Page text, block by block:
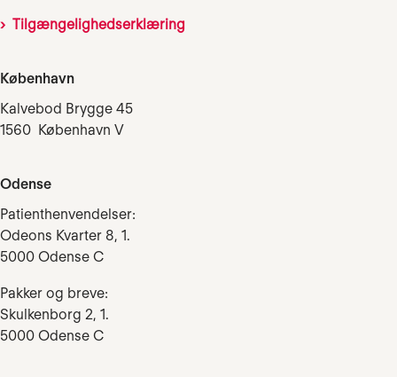
Tilgængelighedserklæring
København
Kalvebod Brygge 45
1560 København V
Odense
Patienthenvendelser:
Odeons Kvarter 8, 1.
5000 Odense C
Pakker og breve:
Skulkenborg 2, 1.
5000 Odense C